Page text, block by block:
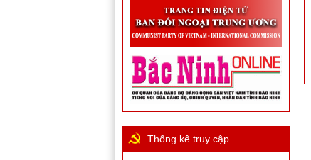
Thống kê truy cập